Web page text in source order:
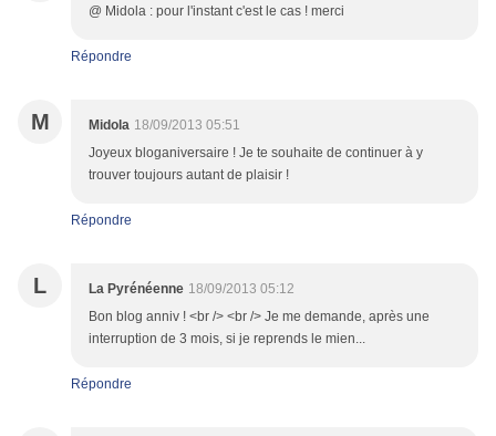
@ Midola : pour l'instant c'est le cas ! merci
Répondre
M Midola 18/09/2013 05:51
Joyeux bloganiversaire ! Je te souhaite de continuer à y
trouver toujours autant de plaisir !
Répondre
L La Pyrénéenne 18/09/2013 05:12
Bon blog anniv ! <br /> <br /> Je me demande, après une
interruption de 3 mois, si je reprends le mien...
Répondre